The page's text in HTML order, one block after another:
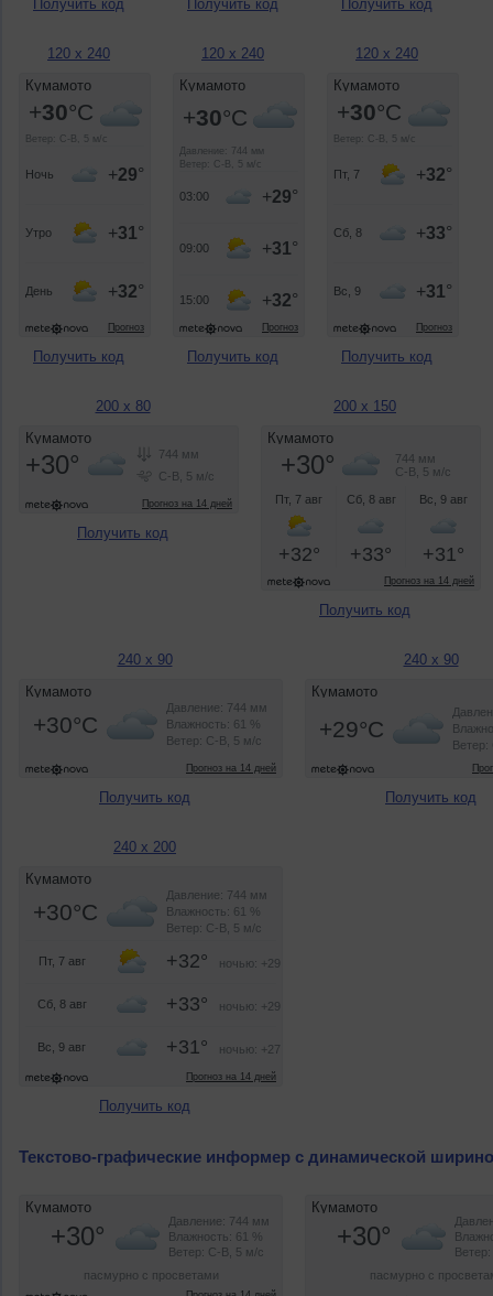
Получить код Получить код Получить код
120 x 240
Получить код
120 x 240
Получить код
120 x 240
Получить код
200 x 80
Получить код
200 x 150
Получить код
240 x 90
Получить код
240 x 90
Получить код
240 x 200
Получить код
Текстово-графические информер с динамической